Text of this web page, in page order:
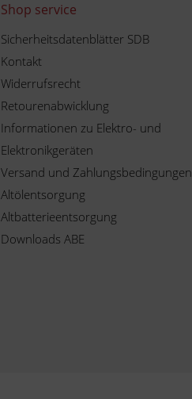
Shop service
Sicherheitsdatenblätter SDB
Kontakt
Widerrufsrecht
Retourenabwicklung
Informationen zu Elektro- und
Elektronikgeräten
Versand und Zahlungsbedingungen
Altölentsorgung
Altbatterieentsorgung
Downloads ABE